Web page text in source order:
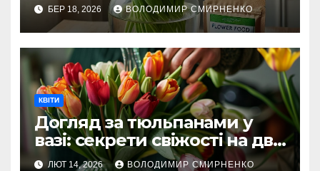
БЕР 18, 2026 ВОЛОДИМИР СМИРНЕНКО
КВІТИ
Догляд за тюльпанами у
вазі: секрети свіжості на два
тижні
ЛЮТ 14, 2026 ВОЛОДИМИР СМИРНЕНКО